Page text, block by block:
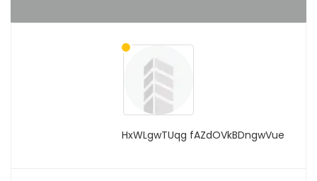
HxWLgwTUqg fAZdOVkBDngwVue